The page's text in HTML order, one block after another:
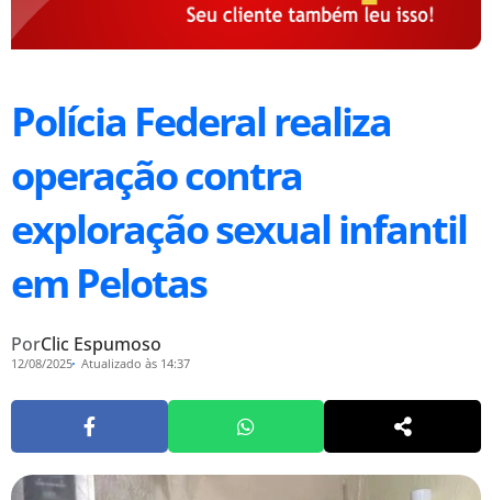
Polícia Federal realiza
operação contra
exploração sexual infantil
em Pelotas
PorClic Espumoso
12/08/2025 Atualizado às 14:37